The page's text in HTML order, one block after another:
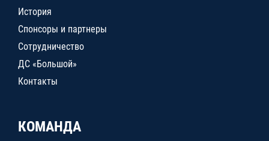
История
Спонсоры и партнеры
Сотрудничество
ДС «Большой»
Контакты
КОМАНДА